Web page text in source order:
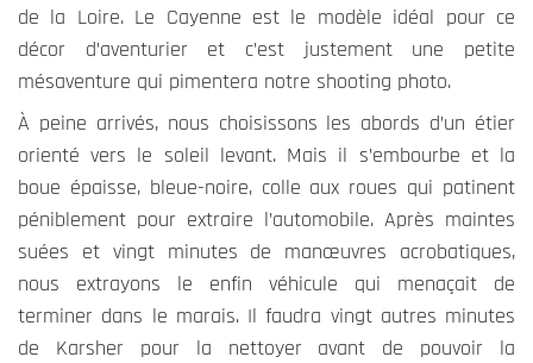
de la Loire. Le Cayenne est le modèle idéal pour ce
décor d’aventurier et c’est justement une petite
mésaventure qui pimentera notre shooting photo.
À peine arrivés, nous choisissons les abords d’un étier
orienté vers le soleil levant. Mais il s’embourbe et la
boue épaisse, bleue-noire, colle aux roues qui patinent
péniblement pour extraire l’automobile. Après maintes
suées et vingt minutes de manœuvres acrobatiques,
nous extrayons le enfin véhicule qui menaçait de
terminer dans le marais. Il faudra vingt autres minutes
de Karsher pour la nettoyer avant de pouvoir la